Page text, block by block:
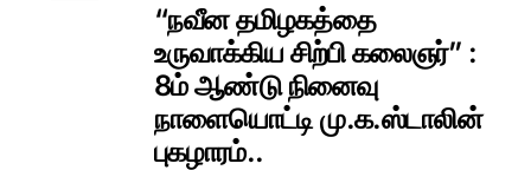
“நவீன தமிழகத்தை
உருவாக்கிய சிற்பி கலைஞர்” :
8ம் ஆண்டு நினைவு
நாளையொட்டி மு.க.ஸ்டாலின்
புகழாரம்..